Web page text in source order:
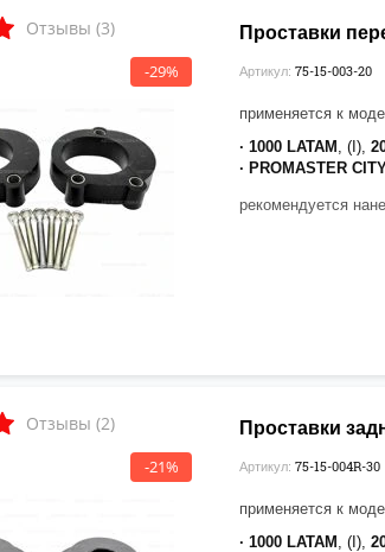
Отзывы (3)
-29%
Проставки
Артикул: 75-15-003-20
применяется к
· 1000 LATAM
, (I),
· PROMASTER
рекомендуется
Отзывы (2)
-21%
Проставки
Артикул: 75-15-004R-30
применяется к
· 1000 LATAM
, (I),